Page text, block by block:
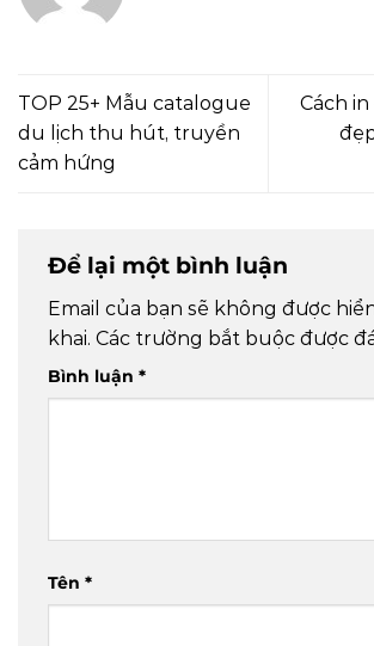
TOP 25+ Mẫu catalogue
du lịch thu hút, truyền
cảm hứng
Cách
Để lại một bình luận
Email của bạn sẽ không được
khai. Các trường bắt buộc được
Bình luận *
Tên *